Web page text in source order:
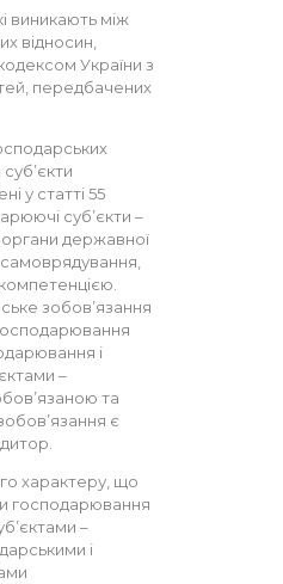
виникають між
відносин,
України з
передбачених
у статті 55
суб’єкти –
державної
зобов’язання
і
–
та
є
характеру, що
господарювання
–
і